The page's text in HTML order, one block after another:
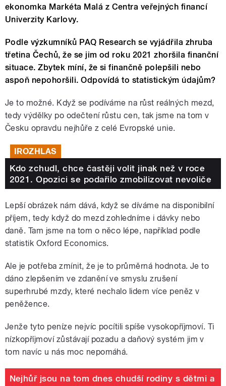
ekonomka Markéta Malá z Centra veřejných financí
Univerzity Karlovy.
Podle výzkumníků PAQ Research se vyjádřila zhruba
třetina Čechů, že se jim od roku 2021 zhoršila finanční
situace. Zbytek míní, že si finančně polepšili nebo
aspoň nepohoršili. Odpovídá to statistickým údajům?
Je to možné. Když se podíváme na růst reálných mezd,
tedy výdělky po odečtení růstu cen, tak jsme na tom v
Česku opravdu nejhůře z celé Evropské unie.
IROZHLAS
Kdo zchudl, chce častěji volit jinak než v roce
2021. Opozici se podařilo zmobilizovat nevoliče
Lepší obrázek nám dává, když se díváme na disponibilní
příjem, tedy když do mezd zohledníme i dávky nebo
daně. Tam jsme na tom o něco lépe, například podle
statistik Oxford Economics.
Ale je potřeba zmínit, že je to průměrná hodnota. Je to
dáno zlepšením ve zdanění ve smyslu zrušení
superhrubé mzdy, které nechalo lidem více peněz v
peněžence.
Jenže tyto peníze nejvíc pocítili spíše vysokopříjmoví. Ti
nízkopříjmoví zůstávají pozadu a daňový systém jim v
tom navíc u nás moc nepomáhá.
Nejhůř jsou na tom dnes chudší rodiny s dětmi a